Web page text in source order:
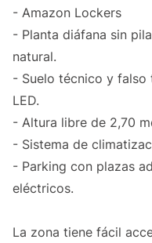
- Amazon Lockers
- Planta diáfana sin
natural.
- Suelo técnico y falso
LED.
- Altura libre de 2,70
- Sistema de
- Parking con plazas
eléctricos.
La zona tiene fácil